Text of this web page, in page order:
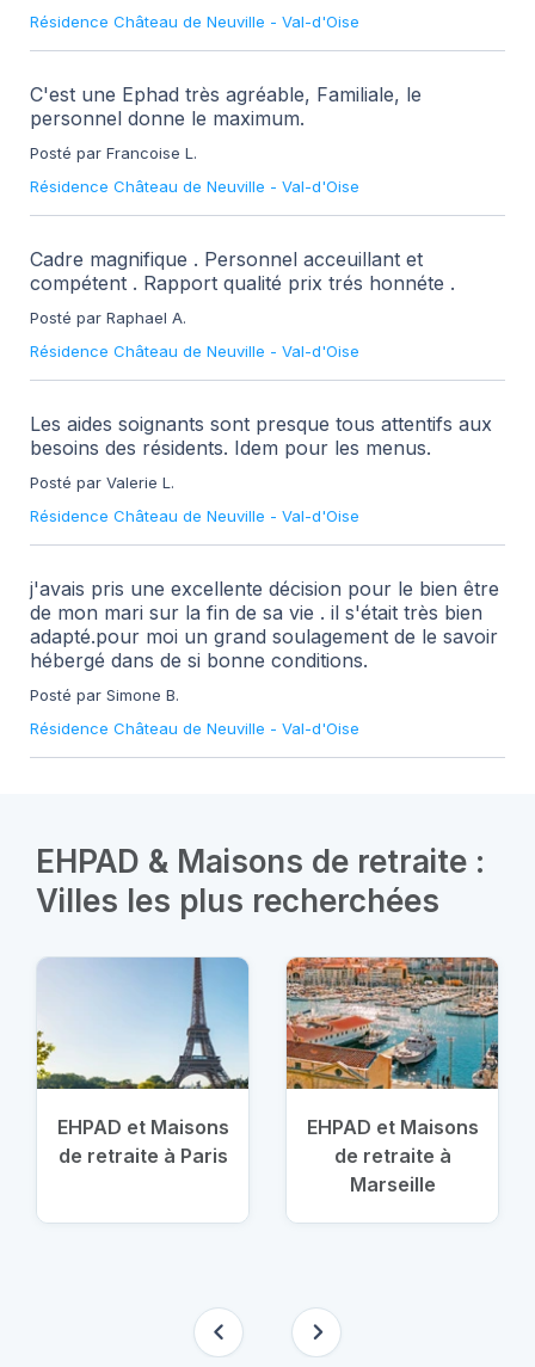
Résidence Château de Neuville - Val-d'Oise
C'est une Ephad très agréable, Familiale, le
personnel donne le maximum.
Posté par Francoise L.
Résidence Château de Neuville - Val-d'Oise
Cadre magnifique . Personnel acceuillant et
compétent . Rapport qualité prix trés honnéte .
Posté par Raphael A.
Résidence Château de Neuville - Val-d'Oise
Les aides soignants sont presque tous attentifs aux
besoins des résidents. Idem pour les menus.
Posté par Valerie L.
Résidence Château de Neuville - Val-d'Oise
j'avais pris une excellente décision pour le bien être
de mon mari sur la fin de sa vie . il s'était très bien
adapté.pour moi un grand soulagement de le savoir
hébergé dans de si bonne conditions.
Posté par Simone B.
Résidence Château de Neuville - Val-d'Oise
EHPAD & Maisons de retraite :
Villes les plus recherchées
EHPAD et Maisons
de retraite à Paris
EHPAD et Maisons
de retraite à
Marseille